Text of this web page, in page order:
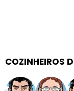
COZINHEIROS